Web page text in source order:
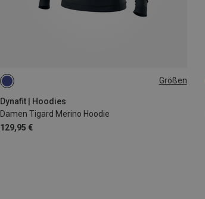
Größen
Dynafit | Hoodies
Damen Tigard Merino Hoodie
129,95 €
M